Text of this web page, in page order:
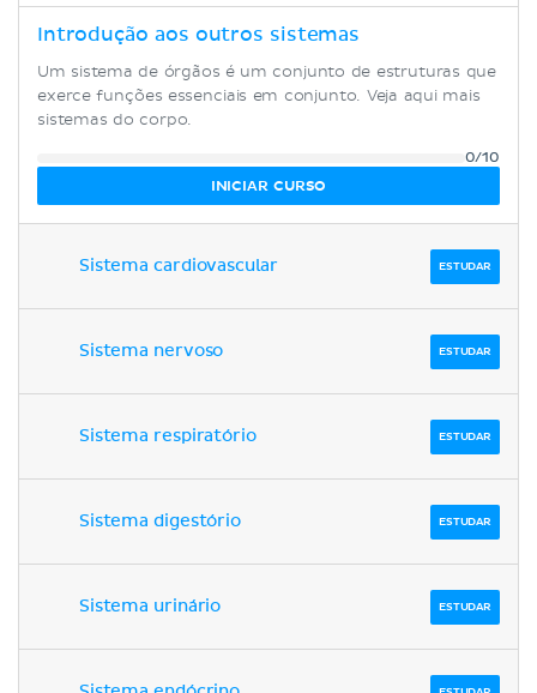
Introdução aos outros sistemas
Um sistema de órgãos é um conjunto de estruturas que
exerce funções essenciais em conjunto. Veja aqui mais
sistemas do corpo.
0/10
INICIAR CURSO
Sistema cardiovascular ESTUDAR
Sistema nervoso ESTUDAR
Sistema respiratório ESTUDAR
Sistema digestório ESTUDAR
Sistema urinário ESTUDAR